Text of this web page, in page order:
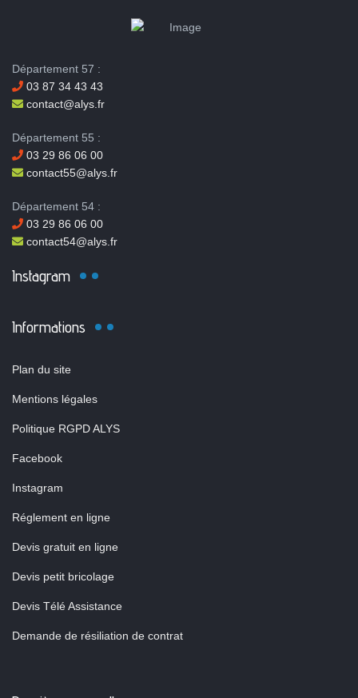
Département 57 :
03 87 34 43 43
contact@alys.fr
Département 55 :
03 29 86 06 00
contact55@alys.fr
Département 54 :
03 29 86 06 00
contact54@alys.fr
Instagram
Informations
Plan du site
Mentions légales
Politique RGPD ALYS
Facebook
Instagram
Réglement en ligne
Devis gratuit en ligne
Devis petit bricolage
Devis Télé Assistance
Demande de résiliation de contrat